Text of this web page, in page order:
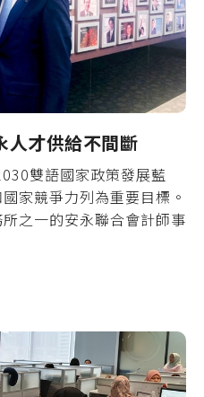
人才供給不間斷
雙語國家政策發展藍
家競爭力列為重要目標。
之一的安永聯合會計師事